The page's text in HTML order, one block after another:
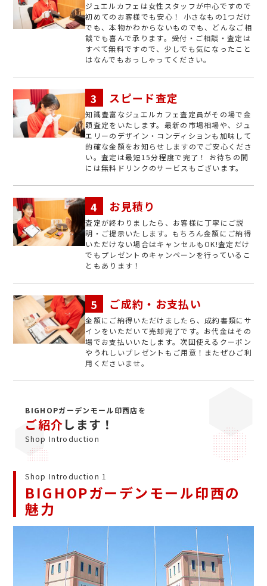
ジュエルカフェは女性スタッフが中心ですので
初めてのお客様でも安心！ 小さなもの1つだけ
でも、本物かわからないものでも、どんなご相
談でも喜んで承ります。受付・ご相談・査定は
すべて無料ですので、少しでも気になったこと
はなんでもおっしゃってください。
スピード査定
知識豊富なジュエルカフェ査定員がその場で金
額査定をいたします。最新の市場相場や、ジュ
エリーのデザイン・コンディションも加味して
的確な金額をお知らせしますのでご安心くださ
い。査定は最短15分程度で完了！ お待ちの間
には無料ドリンクのサービスもございます。
お見積り
査定が終わりましたら、お客様に丁寧にご説
明・ご提示いたします。もちろん金額にご納得
いただけない場合はキャンセルもOK!査定だけ
でもプレゼントのキャンペーンを行っているこ
ともあります！
ご成約・お支払い
金額にご納得いただけましたら、成約書類にサ
インをいただいて売却完了です。お代金はその
場でお支払いいたします。次回使えるクーポン
やうれしいプレゼントもご用意！またぜひご利
用くださいませ。
BIGHOPガーデンモール印西店を
ご紹介します！
Shop Introduction
Shop Introduction 1
BIGHOPガーデンモール印西の
魅力